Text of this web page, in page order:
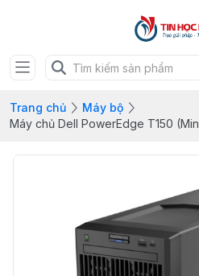
Trang chủ
Máy bộ
Máy chủ Dell PowerEdge T150